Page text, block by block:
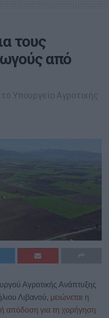
τους
από
Υπουργείο Αγροτικής
Αγροτικής Ανάπτυξης
Λιβανού, μειώνεται η
απόδοση για τη χορήγηση